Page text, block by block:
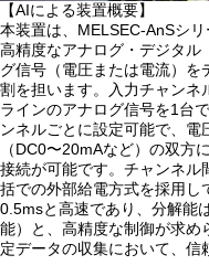
【AIによる装置概要】
本装置は、MELSEC-AnSシ
高精度なアナログ・デジタル
グ信号（電圧または電流）
割を担います。入力チャンネ
ラインのアナログ信号を1台
ンネルごとに設定可能で、
（DC0〜20mAなど）の双方
接続が可能です。チャンネル
括での外部給電方式を採用し
0.5msと高速であり、分解能
能）と、高精度な制御が求め
定データの収集において、信